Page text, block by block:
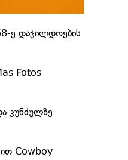
ე დაჯილდოების
Fotos
კუნძულზე
Cowboy